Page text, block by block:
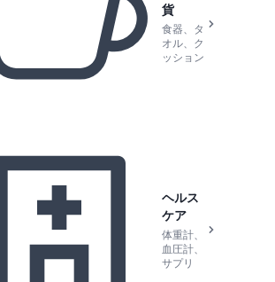
貨
食器、タ
オル、ク
ッション
ヘルス
ケア
体重計、
血圧計、
サプリ